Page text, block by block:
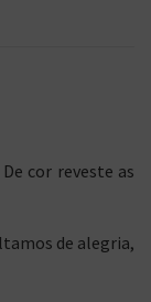
cor reveste as
de alegria,